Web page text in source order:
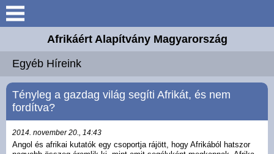
Keresés
Elérhetőségek
Útjaink
Afrikáért Alapítvány Magyarország
Egyéb Híreink
Tényleg a gazdag világ segíti Afrikát, és nem
fordítva?
2014. november 20., 14:43
Angol és afrikai kutatók egy csoportja rájött, hogy Afrikából hatszor